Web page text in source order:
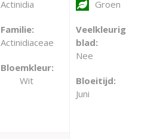
Actinidia
Familie:
Actinidiaceae
Bloemkleur:
Wit
Groen
Veelkleurig
blad:
Nee
Bloeitijd:
Juni